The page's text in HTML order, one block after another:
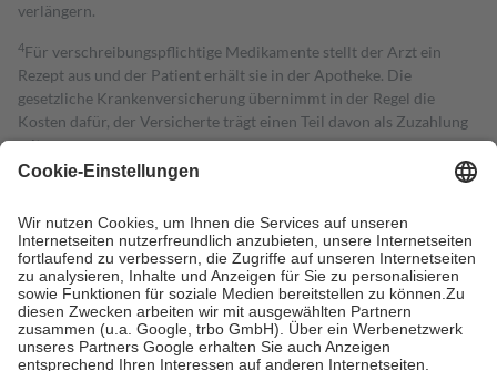
verlängern.
4Für verschreibungspflichtige Medikamente stellt der Arzt ein
Rezept aus und der Patient erhält sie in der Apotheke. Die
gesetzliche Krankenversicherung übernimmt in der Regel die
Kosten dafür, der Versicherte trägt einen Teil davon als Zuzahlung
mit.
Grundsätzlich leisten Mitglieder Zuzahlungen in Höhe von zehn
höchstens zehn Euro.
Es sind jedoch nie mehr als die tatsächlichen
Kosten der Leistung zu entrichten.
Diese Regeln gelten grundsätzlich auch für Online-Apotheken.
Bei Heilmitteln und häuslicher Krankenpflege beträgt die
Zuzahlung zehn Prozent der Kosten sowie zehn Euro je
Verordnung.
Um das Engagement der Versicherten für ihre eigene Gesundheit zu